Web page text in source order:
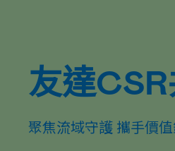
綠色科
綠色產品循環，實踐永
友達
聚焦流域守護 攜手價
綠色科
綠色產品循環，實踐永
友達
聚焦流域守護 攜手價